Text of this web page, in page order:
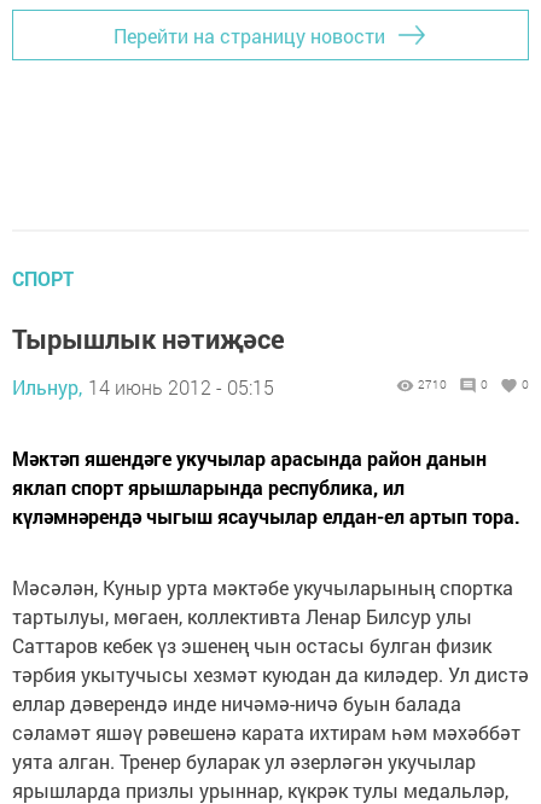
Перейти на страницу новости
СПОРТ
Тырышлык нәтиҗәсе
Ильнур, 14 июнь 2012 - 05:15 2710 0 0
Мәктәп яшендәге укучылар арасында район данын
яклап спорт ярышларында республика, ил
күләмнәрендә чыгыш ясаучылар елдан-ел артып тора.
Мәсәлән, Куныр урта мәктәбе укучыларының спортка
тартылуы, мөгаен, коллективта Ленар Билсур улы
Саттаров кебек үз эшенең чын остасы булган физик
тәрбия укытучысы хезмәт куюдан да киләдер. Ул дистә
еллар дәверендә инде ничәмә-ничә буын балада
сәламәт яшәү рәвешенә карата ихтирам һәм мәхәббәт
уята алган. Тренер буларак ул әзерләгән укучылар
ярышларда призлы урыннар, күкрәк тулы медальләр,